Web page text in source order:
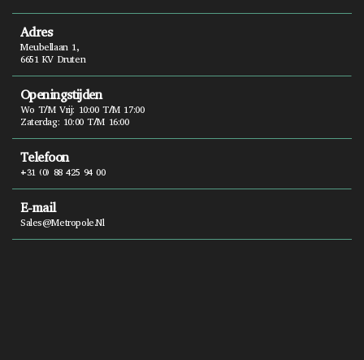
Adres
Meubellaan 1,
6651 KV Druten
Openingstijden
Wo T/m Vrij: 10:00 T/m 17:00
Zaterdag: 10:00 T/m 16:00
Telefoon
+31 (0) 88 425 94 00
E-mail
Sales@metropole.nl